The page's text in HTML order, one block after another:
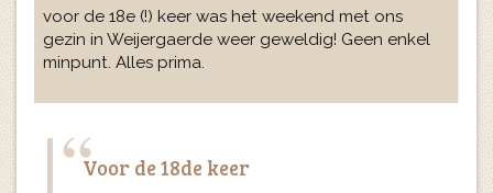
voor de 18e (!) keer was het weekend met ons
gezin in Weijergaerde weer geweldig! Geen enkel
minpunt. Alles prima.
Voor de 18de keer